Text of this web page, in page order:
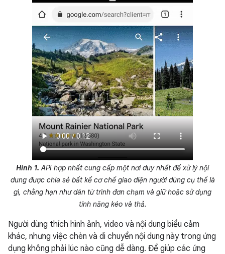
Hình 1. API hợp nhất cung cấp một nơi duy nhất để xử lý nội
dung được chia sẻ bất kể cơ chế giao diện người dùng cụ thể là
gì, chẳng hạn như dán từ trình đơn chạm và giữ hoặc sử dụng
tính năng kéo và thả.
Người dùng thích hình ảnh, video và nội dung biểu cảm
khác, nhưng việc chèn và di chuyển nội dung này trong ứng
dụng không phải lúc nào cũng dễ dàng. Để giúp các ứng